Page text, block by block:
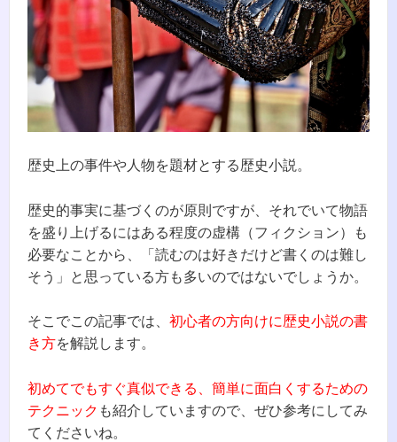
歴史上の事件や人物を題材とする歴史小説。
歴史的事実に基づくのが原則ですが、それでいて物語
を盛り上げるにはある程度の虚構（フィクション）も
必要なことから、「読むのは好きだけど書くのは難し
そう」と思っている方も多いのではないでしょうか。
そこでこの記事では、 初心者の方向けに歴史小説の書
き方を解説します。
初めてでもすぐ真似できる、簡単に面白くするための
テクニック も紹介していますので、ぜひ参考にしてみ
てくださいね。